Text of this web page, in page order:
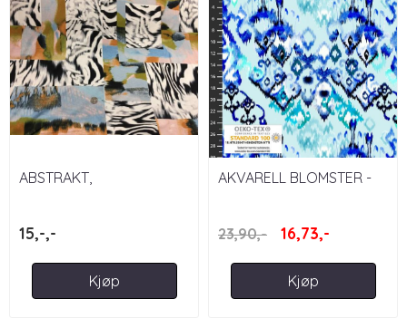
ABSTRAKT,
15,-,-
Kjøp
AKVARELL BLOMSTER -
23,90,-
16,73,-
Kjøp